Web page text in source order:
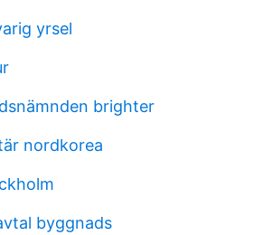
yrsel
brighter
nordkorea
byggnads